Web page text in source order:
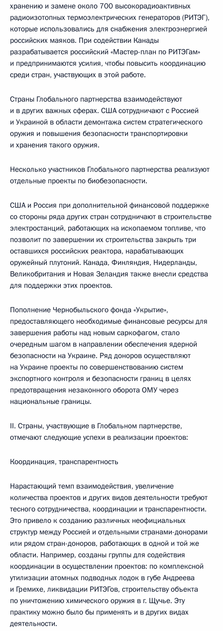
хранению и замене около 700 высокорадиоактивных
радиоизотопных термоэлектрических генераторов (РИТЭГ),
которые использовались для снабжения электроэнергией
российских маяков. При содействии Канады
разрабатывается российский «Мастер-план по РИТЭГам»
и предпринимаются усилия, чтобы повысить координацию
среди стран, участвующих в этой работе.
Страны Глобального партнерства взаимодействуют
и в других важных сферах. США сотрудничают с Россией
и Украиной в области демонтажа систем стратегического
оружия и повышения безопасности транспортировки
и хранения такого оружия.
Несколько участников Глобального партнерства реализуют
отдельные проекты по биобезопасности.
США и Россия при дополнительной финансовой поддержке
со стороны ряда других стран сотрудничают в строительстве
электростанций, работающих на ископаемом топливе, что
позволит по завершении их строительства закрыть три
оставшихся российских реактора, нарабатывающих
оружейный плутоний. Канада, Финляндия, Нидерланды,
Великобритания и Новая Зеландия также внесли средства
для поддержки этих проектов.
Пополнение Чернобыльского фонда «Укрытие»,
предоставляющего необходимые финансовые ресурсы для
завершения работы над новым саркофагом, стало
очередным шагом в направлении обеспечения ядерной
безопасности на Украине. Ряд доноров осуществляют
на Украине проекты по совершенствованию систем
экспортного контроля и безопасности границ в целях
предотвращения незаконного оборота ОМУ через
национальные границы.
II. Страны, участвующие в Глобальном партнерстве,
отмечают следующие успехи в реализации проектов:
Координация, транспарентность
Нарастающий темп взаимодействия, увеличение
количества проектов и других видов деятельности требуют
тесного сотрудничества, координации и транспарентности.
Это привело к созданию различных неофициальных
структур между Россией и отдельными странами-донорами
или рядом стран-доноров, работающих в одной и той же
области. Например, созданы группы для содействия
координации в осуществлении проектов: по комплексной
утилизации атомных подводных лодок в губе Андреева
и Гремихе, ликвидации РИТЭГов, строительству объекта
по уничтожению химического оружия в г. Щучье. Эту
практику можно было бы применять и в других видах
деятельности.